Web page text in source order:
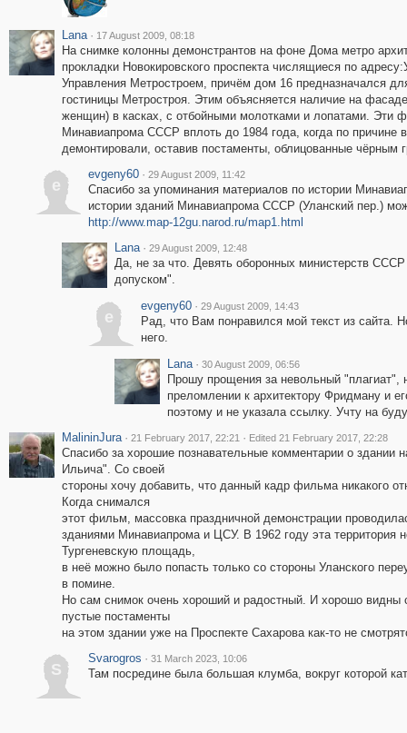
Lana · 17 August 2009, 08:18
На снимке колонны демонстрантов на фоне Дома метро
прокладки Новокировского проспекта числящиеся по
Управления Метростроем, причём дом 16 предназначался
гостиницы Метростроя. Этим объясняется наличие на
женщин) в касках, с отбойными молотками и лопатами. Эти
Минавиапрома СССР вплоть до 1984 года, когда по причине
демонтировали, оставив постаменты, облицованные чёрным
e
evgeny60 · 29 August 2009, 11:42
Спасибо за упоминания материалов по истории
истории зданий Минавиапрома СССР (Уланский пер.)
http://www.map-12gu.narod.ru/map1.html
Lana · 29 August 2009, 12:48
Да, не за что. Девять оборонных министерств
допуском".
e
evgeny60 · 29 August 2009, 14:43
Рад, что Вам понравился мой текст из
него.
Lana · 30 August 2009, 06:56
Прошу прощения за невольный
преломлении к архитектору Фридману и
поэтому и не указала ссылку. Учту на
MalininJura · 21 February 2017, 22:21 · Edited 21 February 2017, 22:28
Спасибо за хорошие познавательные комментарии о
Ильича". Со своей
стороны хочу добавить, что данный кадр фильма никакого
Когда снимался
этот фильм, массовка праздничной демонстрации
зданиями Минавиапрома и ЦСУ. В 1962 году эта территория
Тургеневскую площадь,
в неё можно было попасть только со стороны Уланского
в помине.
Но сам снимок очень хороший и радостный. И хорошо видны
пустые постаменты
на этом здании уже на Проспекте Сахарова как-то не
S
Svarogros · 31 March 2023, 10:06
Там посредине была большая клумба, вокруг которой